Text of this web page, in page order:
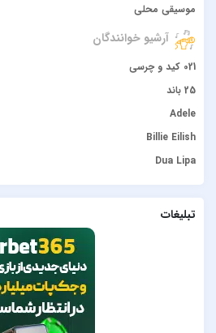
موسیقی محلی
آرشیو خوانندگان
021 کید و چرسی
25 باند
Adele
Billie Eilish
Dua Lipa
Gülşen
تبلیغات